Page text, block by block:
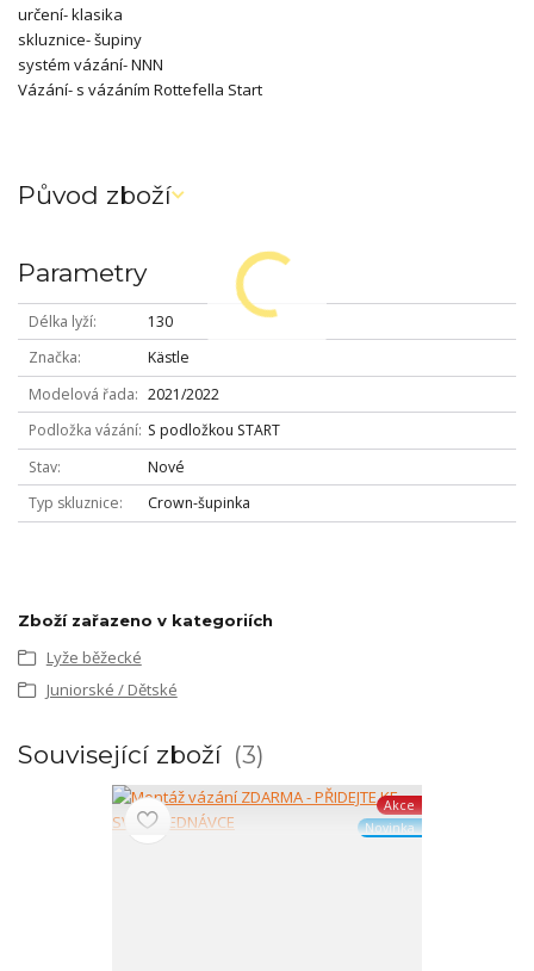
určení- klasika
skluznice- šupiny
systém vázání- NNN
Vázání- s vázáním Rottefella Start
Původ zboží
Parametry
Délka lyží
130
Značka
Kästle
Modelová řada
2021/2022
Podložka vázání S podložkou START
Stav
Nové
Typ skluznice
Crown-šupinka
Zboží zařazeno v kategoriích
Lyže běžecké
Juniorské / Dětské
Související zboží 3
Akce
Novinka